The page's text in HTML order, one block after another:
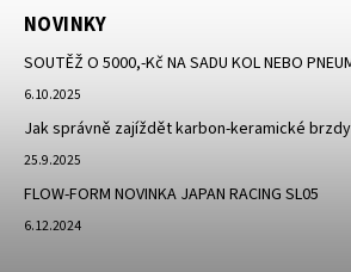
NOVINKY
SOUTĚŽ O 5000,-Kč NA SADU KOL NEBO
6.10.2025
Jak správně zajíždět karbon-keramické
25.9.2025
FLOW-FORM NOVINKA JAPAN RACING SL05
6.12.2024